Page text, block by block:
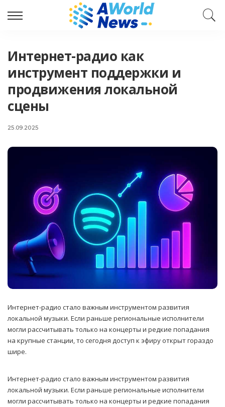
Интернет-радио как
инструмент поддержки и
продвижения локальной
сцены
25.09.2025
Интернет-радио стало важным инструментом развития
локальной музыки. Если раньше региональные исполнители
могли рассчитывать только на концерты и редкие попадания
на крупные станции, то сегодня доступ к эфиру открыт гораздо
шире.
Интернет-радио стало важным инструментом развития
локальной музыки. Если раньше региональные исполнители
могли рассчитывать только на концерты и редкие попадания